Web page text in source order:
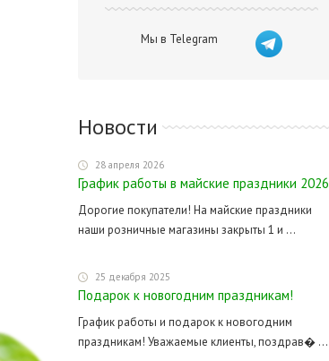
Мы в Telegram
Новости
28 апреля 2026
График работы в майские праздники 2026
Дорогие покупатели! На майские праздники
наши розничные магазины закрыты 1 и ...
25 декабря 2025
Подарок к новогодним праздникам!
График работы и подарок к новогодним
праздникам! Уважаемые клиенты, поздрав� ...